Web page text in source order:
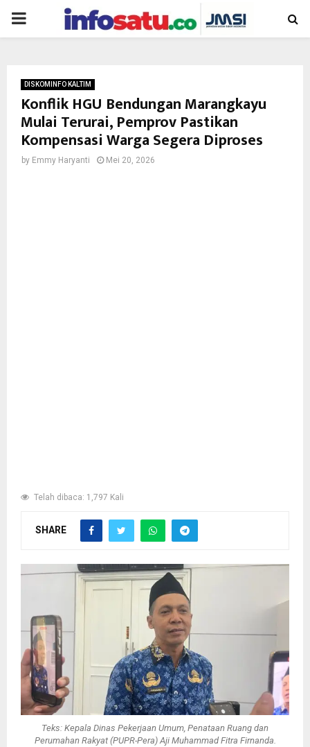
PRIMARY
DISKOMINFO KALTIM
Konflik HGU Bendungan Marangkayu
Mulai Terurai, Pemprov Pastikan
Kompensasi Warga Segera Diproses
by Emmy Haryanti Mei 20, 2026
Telah dibaca: 1,797 Kali
SHARE
Teks: Kepala Dinas Pekerjaan Umum, Penataan Ruang dan
Perumahan Rakyat (PUPR-Pera) Aji Muhammad Fitra Firnanda.